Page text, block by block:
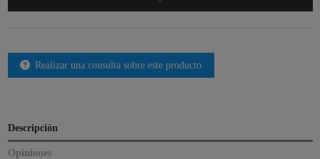
Realizar una consulta sobre este producto
Descripción
Opiniones